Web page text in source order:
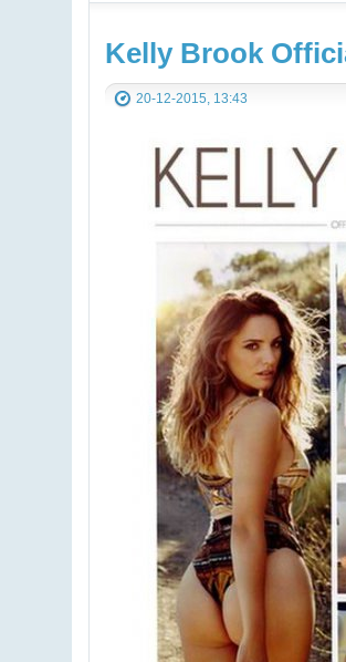
Kelly Brook
20-12-2015, 13:43